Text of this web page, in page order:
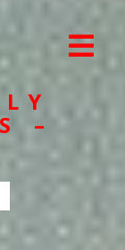
–